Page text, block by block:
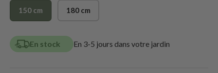
150 cm 180 cm
En stock En 3-5 jours dans votre jardin